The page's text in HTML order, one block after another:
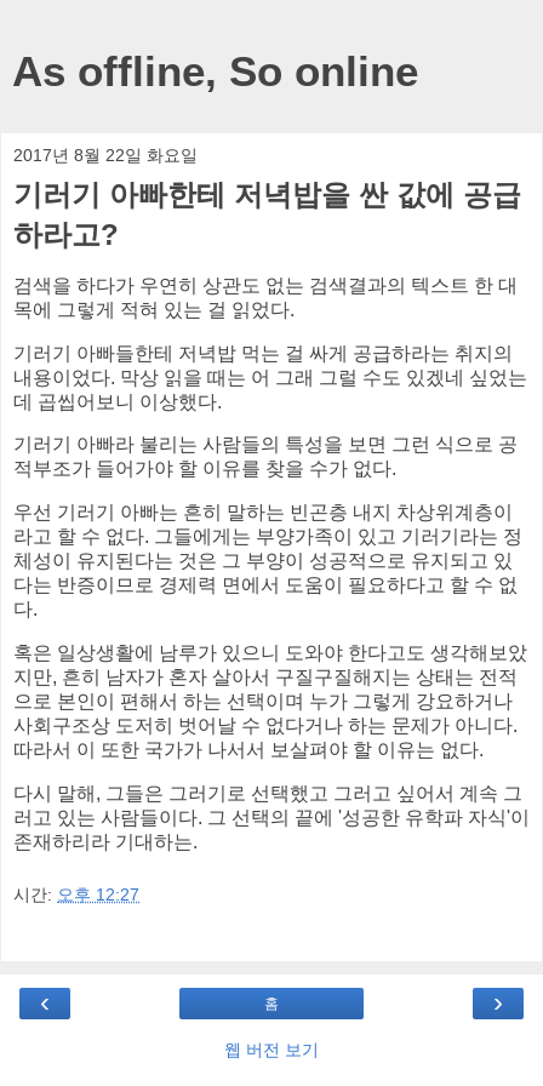
As offline, So online
2017년 8월 22일 화요일
기러기 아빠한테 저녁밥을 싼 값에 공급
하라고?
검색을 하다가 우연히 상관도 없는 검색결과의 텍스트 한 대
목에 그렇게 적혀 있는 걸 읽었다.
기러기 아빠들한테 저녁밥 먹는 걸 싸게 공급하라는 취지의
내용이었다. 막상 읽을 때는 어 그래 그럴 수도 있겠네 싶었는
데 곱씹어보니 이상했다.
기러기 아빠라 불리는 사람들의 특성을 보면 그런 식으로 공
적부조가 들어가야 할 이유를 찾을 수가 없다.
우선 기러기 아빠는 흔히 말하는 빈곤층 내지 차상위계층이
라고 할 수 없다. 그들에게는 부양가족이 있고 기러기라는 정
체성이 유지된다는 것은 그 부양이 성공적으로 유지되고 있
다는 반증이므로 경제력 면에서 도움이 필요하다고 할 수 없
다.
혹은 일상생활에 남루가 있으니 도와야 한다고도 생각해보았
지만, 흔히 남자가 혼자 살아서 구질구질해지는 상태는 전적
으로 본인이 편해서 하는 선택이며 누가 그렇게 강요하거나
사회구조상 도저히 벗어날 수 없다거나 하는 문제가 아니다.
따라서 이 또한 국가가 나서서 보살펴야 할 이유는 없다.
다시 말해, 그들은 그러기로 선택했고 그러고 싶어서 계속 그
러고 있는 사람들이다. 그 선택의 끝에 '성공한 유학파 자식'이
존재하리라 기대하는.
시간: 오후 12:27
‹ ›
홈
웹 버전 보기